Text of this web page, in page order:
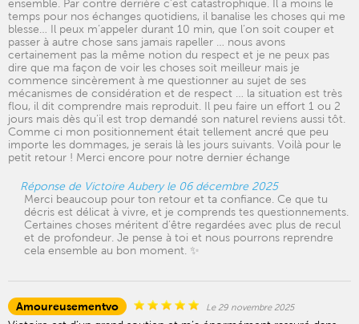
ensemble. Par contre derrière c’est catastrophique. Il a moins le
temps pour nos échanges quotidiens, il banalise les choses qui me
blesse… Il peux m’appeler durant 10 min, que l’on soit couper et
passer à autre chose sans jamais rapeller … nous avons
certainement pas la même notion du respect et je ne peux pas
dire que ma façon de voir les choses soit meilleur mais je
commence sincèrement à me questionner au sujet de ses
mécanismes de considération et de respect … la situation est très
flou, il dit comprendre mais reproduit. Il peu faire un effort 1 ou 2
jours mais dès qu’il est trop demandé son naturel reviens aussi tôt.
Comme ci mon positionnement était tellement ancré que peu
importe les dommages, je serais là les jours suivants. Voilà pour le
petit retour ! Merci encore pour notre dernier échange
Réponse de Victoire Aubery le 06 décembre 2025
Merci beaucoup pour ton retour et ta confiance. Ce que tu
décris est délicat à vivre, et je comprends tes questionnements.
Certaines choses méritent d’être regardées avec plus de recul
et de profondeur. Je pense à toi et nous pourrons reprendre
cela ensemble au bon moment. ✨
Amoureusementvo Le 29 novembre 2025